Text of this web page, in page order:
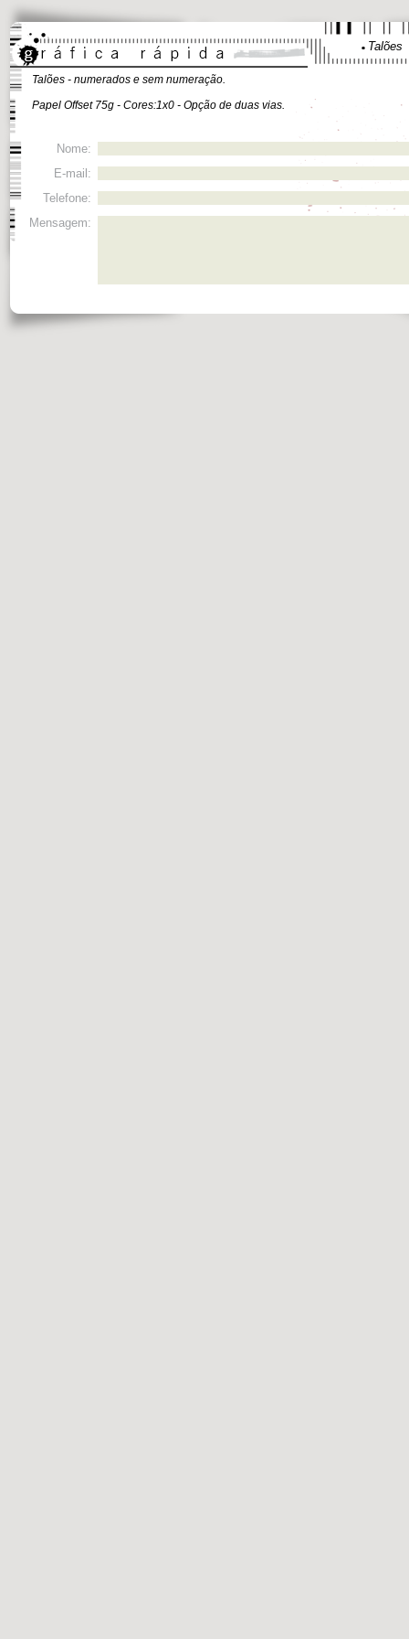
Talões
Talões - numerados e sem numeração.
Papel Offset 75g - Cores:1x0 - Opção de duas vias.
Nome:
E-mail:
Telefone:
Mensagem: